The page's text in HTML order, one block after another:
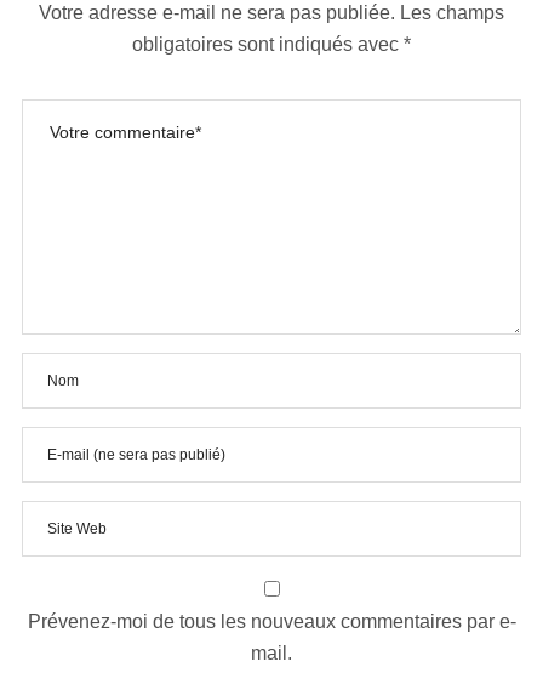
Votre adresse e-mail ne sera pas publiée. Les champs
obligatoires sont indiqués avec *
Prévenez-moi de tous les nouveaux commentaires par e-
mail.